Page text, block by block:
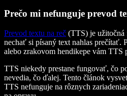
Prečo mi nefunguje prevod
Prevod textu na reč (TTS) je
nechať si písaný text nahlas prečítať.
alebo zrakovom hendikepe vám TTS
TTS niekedy prestane fungovať, čo
nevedia, čo ďalej. Tento článok
TTS nefunguje na rôznych